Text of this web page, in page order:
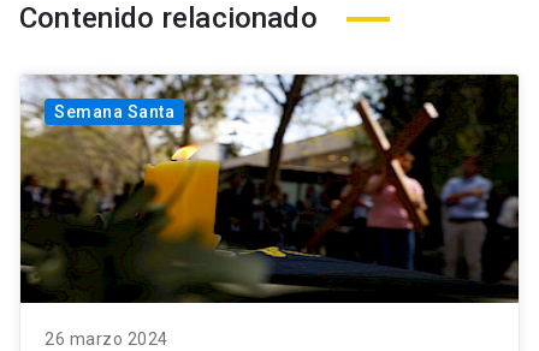
Contenido relacionado
Semana Santa
26 marzo 2024